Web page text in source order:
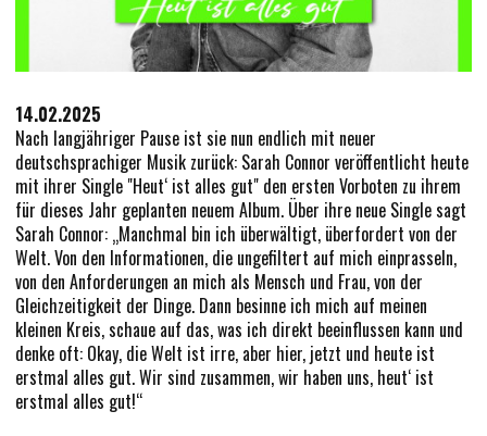
TOUR
KONTAKT
14.02.2025
Nach langjähriger Pause ist sie nun endlich mit neuer
deutschsprachiger Musik zurück: Sarah Connor veröffentlicht heute
mit ihrer Single "Heut‘ ist alles gut" den ersten Vorboten zu ihrem
für dieses Jahr geplanten neuem Album. Über ihre neue Single sagt
Sarah Connor: „Manchmal bin ich überwältigt, überfordert von der
Welt. Von den Informationen, die ungefiltert auf mich einprasseln,
von den Anforderungen an mich als Mensch und Frau, von der
Gleichzeitigkeit der Dinge. Dann besinne ich mich auf meinen
kleinen Kreis, schaue auf das, was ich direkt beeinflussen kann und
denke oft: Okay, die Welt ist irre, aber hier, jetzt und heute ist
erstmal alles gut. Wir sind zusammen, wir haben uns, heut‘ ist
erstmal alles gut!“